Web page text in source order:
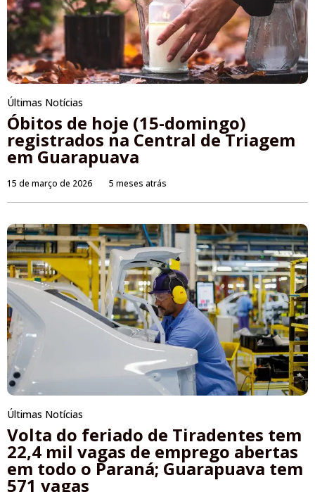
Últimas Notícias
Óbitos de hoje (15-domingo)
registrados na Central de Triagem
em Guarapuava
15 de março de 2026 5 meses atrás
Últimas Notícias
Volta do feriado de Tiradentes tem
22,4 mil vagas de emprego abertas
em todo o Paraná; Guarapuava tem
571 vagas